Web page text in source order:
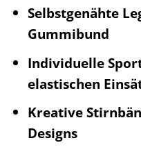
Selbstgenähte
Gummibund
Individuelle
elastischen
Kreative
Designs